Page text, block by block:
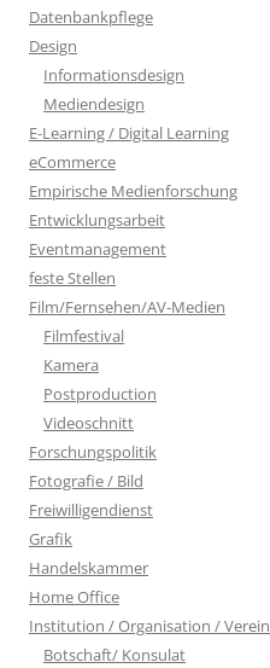
Datenbankpflege
Design
Informationsdesign
Mediendesign
E-Learning / Digital Learning
eCommerce
Empirische Medienforschung
Entwicklungsarbeit
Eventmanagement
feste Stellen
Film/Fernsehen/AV-Medien
Filmfestival
Kamera
Postproduction
Videoschnitt
Forschungspolitik
Fotografie / Bild
Freiwilligendienst
Grafik
Handelskammer
Home Office
Institution / Organisation / Verein
Botschaft/ Konsulat